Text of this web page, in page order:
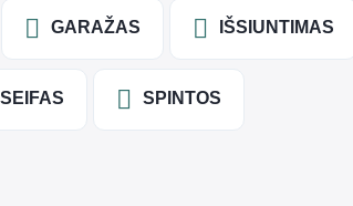
GARAŽAS IŠSIUNTIMAS
SEIFAS SPINTOS